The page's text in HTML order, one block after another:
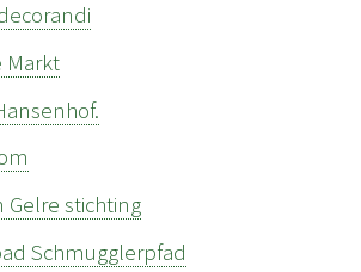
Markt
Gelre stichting
Schmugglerpfad